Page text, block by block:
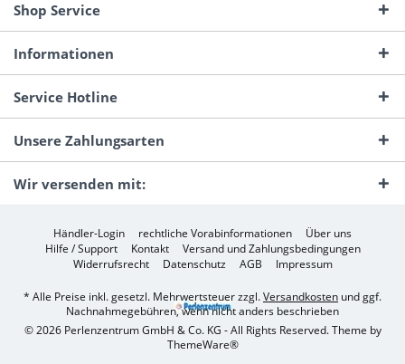
Shop Service
Informationen
Service Hotline
Unsere Zahlungsarten
Wir versenden mit:
Händler-Login rechtliche Vorabinformationen
Über uns
Hilfe / Support
Kontakt
Versand und Zahlungsbedingungen
Widerrufsrecht
Datenschutz AGB Impressum
* Alle Preise inkl. gesetzl. Mehrwertsteuer zzgl.Versandkosten und ggf.
Nachnahmegebühren, wenn nicht anders beschrieben
© 2026 Perlenzentrum GmbH & Co. KG - All Rights Reserved. Theme by
ThemeWare®